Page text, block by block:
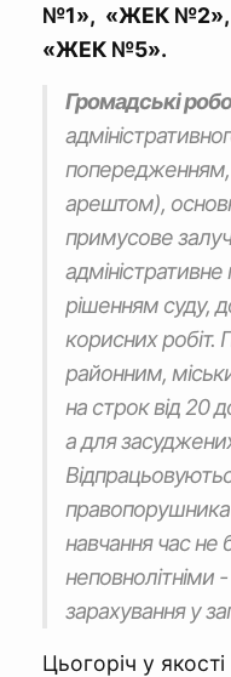
№1», «ЖЕК
«ЖЕК №5».
Громадські
арештом),
примусове
рішенням суду,
корисних робіт.
районним,
на строк від 20
а для
правопорушника
навчання час не
неповнолітніми
зарахування у
Цьогоріч у